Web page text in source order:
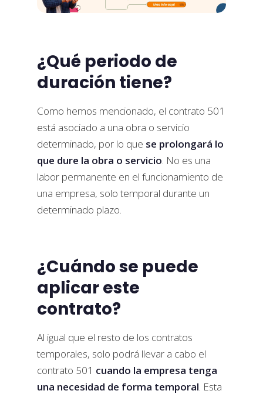
¿Qué periodo de
duración tiene?
Como hemos mencionado, el contrato 501
está asociado a una obra o servicio
determinado, por lo que se prolongará lo
que dure la obra o servicio. No es una
labor permanente en el funcionamiento de
una empresa, solo temporal durante un
determinado plazo.
¿Cuándo se puede
aplicar este
contrato?
Al igual que el resto de los contratos
temporales, solo podrá llevar a cabo el
contrato 501 cuando la empresa tenga
una necesidad de forma temporal. Esta